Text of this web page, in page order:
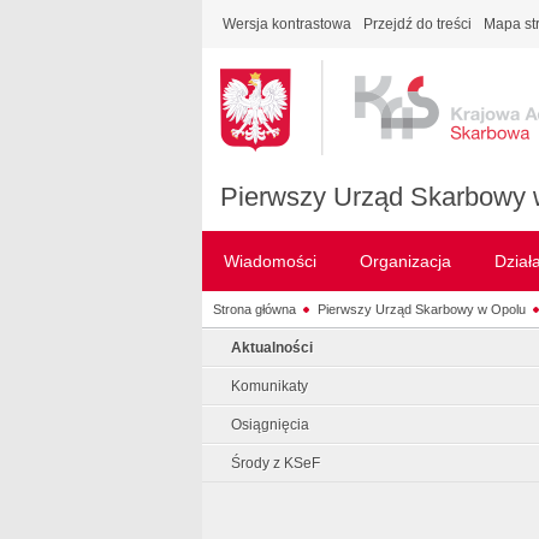
Wersja kontrastowa Przejdź do treści Mapa
Pierwszy Urząd Skarbowy
Wiadomości Organizacja
Strona główna Pierwszy Urząd Skarbowy w Opolu
Aktualności
Komunikaty
Osiągnięcia
Środy z KSeF